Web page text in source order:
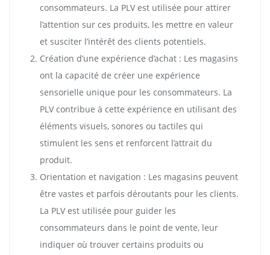
consommateurs. La PLV est utilisée pour attirer
l’attention sur ces produits, les mettre en valeur
et susciter l’intérêt des clients potentiels.
Création d’une expérience d’achat : Les magasins
ont la capacité de créer une expérience
sensorielle unique pour les consommateurs. La
PLV contribue à cette expérience en utilisant des
éléments visuels, sonores ou tactiles qui
stimulent les sens et renforcent l’attrait du
produit.
Orientation et navigation : Les magasins peuvent
être vastes et parfois déroutants pour les clients.
La PLV est utilisée pour guider les
consommateurs dans le point de vente, leur
indiquer où trouver certains produits ou